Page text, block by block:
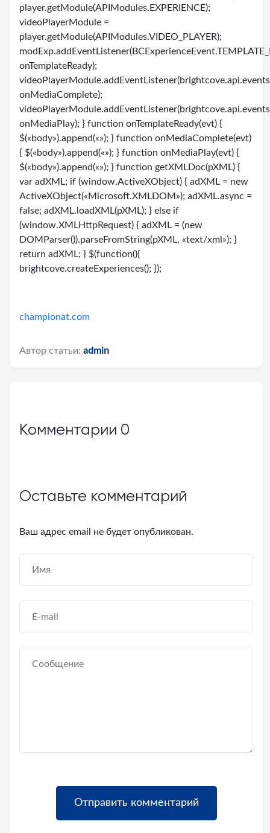
player.getModule(APIModules.EXPERIENCE);
videoPlayerModule =
player.getModule(APIModules.VIDEO_PLAYER);
onTemplateReady);
onMediaComplete);
onMediaPlay); } function onTemplateReady(evt) {
$(«body»).append(«»); } function onMediaComplete(evt)
{ $(«body»).append(«»); } function onMediaPlay(evt) {
$(«body»).append(«»); } function getXMLDoc(pXML) {
var adXML; if (window.ActiveXObject) { adXML = new
ActiveXObject(«Microsoft.XMLDOM»); adXML.async =
false; adXML.loadXML(pXML); } else if
(window.XMLHttpRequest) { adXML = (new
DOMParser()).parseFromString(pXML, «text/xml»); }
return adXML; } $(function(){
brightcove.createExperiences(); });
championat.com
Автор статьи: admin
Комментарии 0
Оставьте комментарий
Ваш адрес email не будет опубликован.